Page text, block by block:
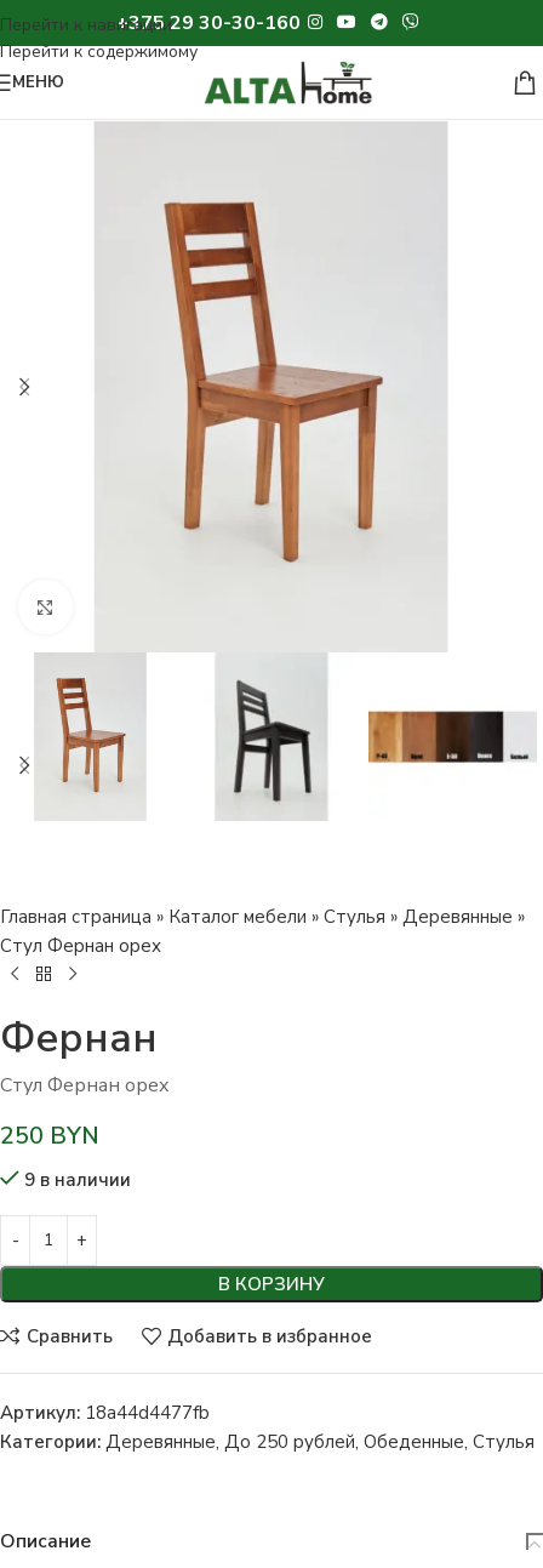
+375 29 30-30-160
МЕНЮ
Главная страница » Каталог мебели » Стулья » Деревянные »
Стул Фернан орех
Фернан
Стул Фернан орех
250 BYN
9 в наличии
В КОРЗИНУ
Сравнить Добавить в избранное
Артикул: 18a44d4477fb
Категории: Деревянные, До 250 рублей, Обеденные, Стулья
Описание